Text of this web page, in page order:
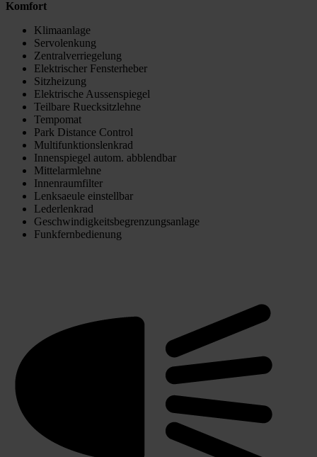
Komfort
Klimaanlage
Servolenkung
Zentralverriegelung
Elektrischer Fensterheber
Sitzheizung
Elektrische Aussenspiegel
Teilbare Ruecksitzlehne
Tempomat
Park Distance Control
Multifunktionslenkrad
Innenspiegel autom. abblendbar
Mittelarmlehne
Innenraumfilter
Lenksaeule einstellbar
Lederlenkrad
Geschwindigkeitsbegrenzungsanlage
Funkfernbedienung